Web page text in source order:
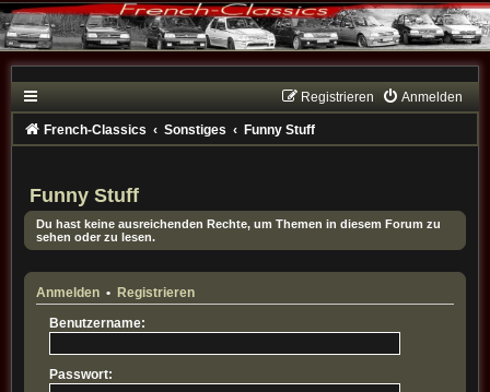
Anmelden
Registrieren
French-Classics Sonstiges Funny Stuff
Funny Stuff
Du hast keine ausreichenden Rechte, um Themen in diesem Forum zu
sehen oder zu lesen.
Anmelden• Registrieren
Benutzername:
Passwort: